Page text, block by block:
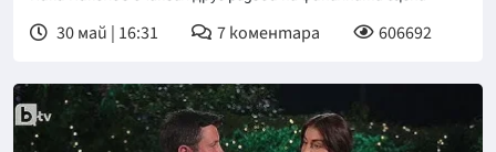
30 май | 16:31 7коментара 606692